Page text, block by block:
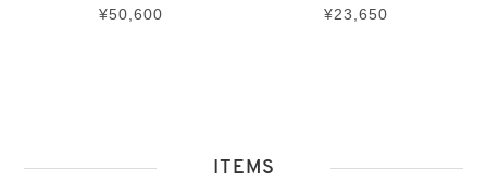
¥50,600 ¥23,650
ITEMS